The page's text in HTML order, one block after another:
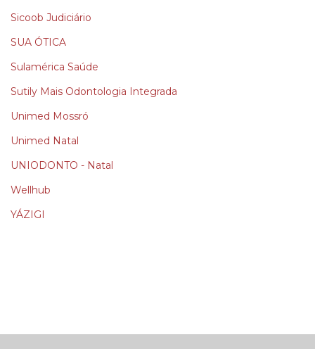
Sicoob Judiciário
SUA ÓTICA
Sulamérica Saúde
Sutily Mais Odontologia Integrada
Unimed Mossró
Unimed Natal
UNIODONTO - Natal
Wellhub
YÁZIGI